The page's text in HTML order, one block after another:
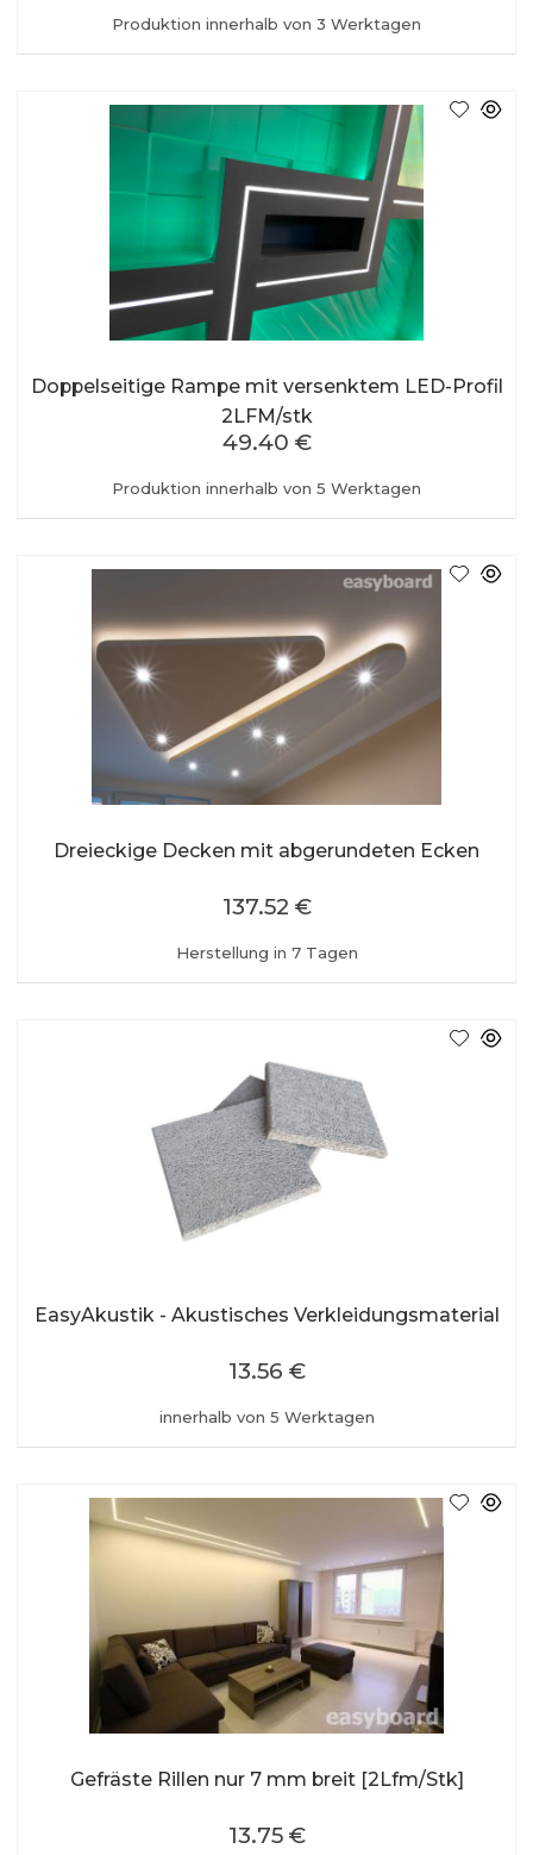
Produktion innerhalb von 3 Werktagen
Doppelseitige Rampe mit versenktem LED-Profil
2LFM/stk
Produktion innerhalb von 5 Werktagen
49.40 €
Dreieckige Decken mit abgerundeten Ecken
Herstellung in 7 Tagen
137.52 €
EasyAkustik - Akustisches Verkleidungsmaterial
innerhalb von 5 Werktagen
13.56 €
Gefräste Rillen nur 7 mm breit [2Lfm/Stk]
13.75 €